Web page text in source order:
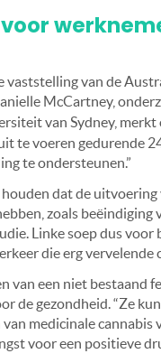
vaststelling van de
McCartney,
van Sydney,
te voeren gedurende
te ondersteunen.”
dat de
zoals
Linke soep dus
die erg vervelende
van een niet bestaand
de gezondheid. “Ze
medicinale cannabis
voor een positieve